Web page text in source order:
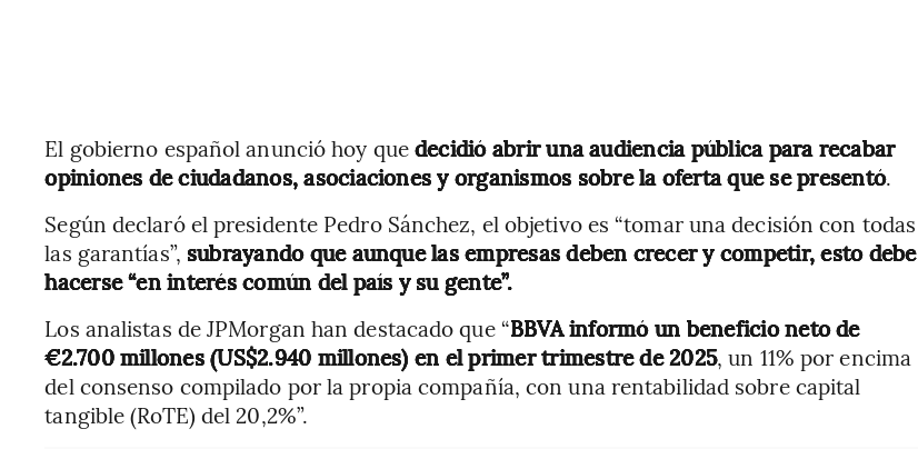
El gobierno español anunció hoy quedecidió abrir una audiencia pública para recabar
opiniones de ciudadanos, asociaciones y organismos sobre la oferta que se presentó.
Según declaró el presidente Pedro Sánchez, el objetivo es “tomar una decisión con todas
las garantías”, subrayando que aunque las empresas deben crecer y competir, esto debe
hacerse “en interés común del país y su gente”.
Los analistas de JPMorgan han destacado que “BBVA informó un beneficio neto de
€2.700 millones (US$2.940 millones) en el primer trimestre de 2025, un 11% por encima
del consenso compilado por la propia compañía, con una rentabilidad sobre capital
tangible (RoTE) del 20,2%”.